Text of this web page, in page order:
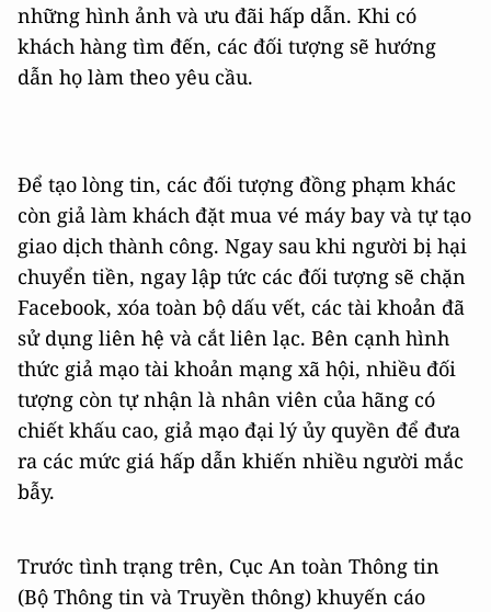
những hình ảnh và ưu đãi hấp dẫn. Khi có
khách hàng tìm đến, các đối tượng sẽ hướng
dẫn họ làm theo yêu cầu.
Để tạo lòng tin, các đối tượng đồng phạm khác
còn giả làm khách đặt mua vé máy bay và tự tạo
giao dịch thành công. Ngay sau khi người bị hại
chuyển tiền, ngay lập tức các đối tượng sẽ chặn
Facebook, xóa toàn bộ dấu vết, các tài khoản đã
sử dụng liên hệ và cắt liên lạc. Bên cạnh hình
thức giả mạo tài khoản mạng xã hội, nhiều đối
tượng còn tự nhận là nhân viên của hãng có
chiết khấu cao, giả mạo đại lý ủy quyền để đưa
ra các mức giá hấp dẫn khiến nhiều người mắc
bẫy.
Trước tình trạng trên, Cục An toàn Thông tin
(Bộ Thông tin và Truyền thông) khuyến cáo